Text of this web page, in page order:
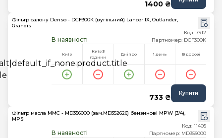
1400 ₴
Фільтр салону Denso - DCF300K (вугільний) Lancer IX, Outlander,
Grandis
В наявності
Код: 7912
Партномер: DCF300K
Київ
Київ 3
години
Дніпро 1 день В дорозі
733 ₴ Купити
Фільтр масла MMC - MD356000 (зам.MD352626) бензинові MPW (3/4),
MPS
В наявності
Код: 11405
Партномер: MD356000